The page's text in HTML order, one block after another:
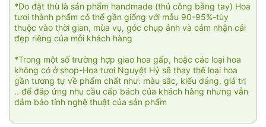
*Do đặt thù là sản phẩm handmade (thủ công bằng tay) Hoa
tươi thành phẩm có thể gần giống với mẫu 90-95%-tùy
thuộc vào thời gian, mùa vụ, góc chụp ảnh và cảm nhận cái
đẹp riêng của mỗi khách hàng
*Trong một số trường hợp giao hoa gấp, hoặc các loại hoa
không có ở shop-Hoa tươi Nguyệt Hỷ sẽ thay thế loại hoa
gần tương tự về phẩm chất như: màu sắc, kiểu dáng, giá trị
.. để đáp ứng nhu cầu cấp bách của khách hàng nhưng vẫn
đảm bảo tính nghệ thuật của sản phẩm